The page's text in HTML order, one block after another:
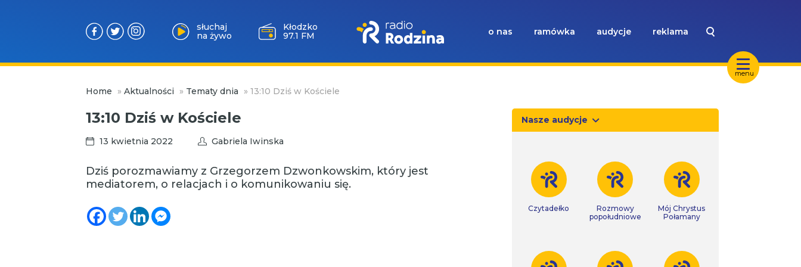
menu
słuchaj
na żywo
Wołów
99.6 FM
o nas ramówka audycje reklama
Home » Aktualności » Tematy dnia » 13:10 Dziś w Kościele
13:10 Dziś w Kościele
13 kwietnia 2022 Gabriela Iwinska
Dziś porozmawiamy z Grzegorzem Dzwonkowskim, który jest
mediatorem, o relacjach i o komunikowaniu się.
Nasze audycje
Czytadełko
Rozmowy
popołudniowe
Mój Chrystus
Połamany